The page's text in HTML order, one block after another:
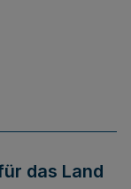
das Land